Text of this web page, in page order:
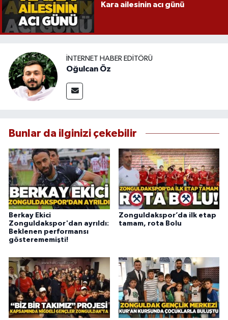
Kara ailesinin acı günü
İNTERNET HABER EDITÖRÜ
Oğulcan Öz
Bunlar da ilginizi çekebilir
Berkay Ekici
Zonguldakspor'dan ayrıldı:
Beklenen performansı
gösterememişti!
Zonguldakspor’da ilk etap
tamam, rota Bolu